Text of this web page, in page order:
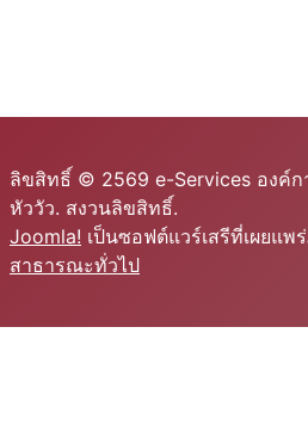
ลิขสิทธิ์ © 2569 e-Services องค์ก
หัววัว. สงวนลิขสิทธิ์.
Joomla! เป็นซอฟต์แวร์เสรีที่เผยแพ
สาธารณะทั่วไป